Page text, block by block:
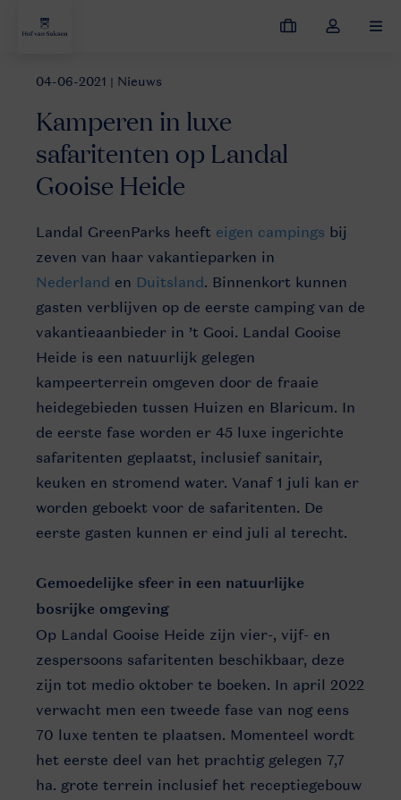
Mijn
Open
Kamperen in luxe safaritenten op Landal Gooise Heide
04-06-2021 | Nieuws
Kamperen in luxe
safaritenten op Landal
Gooise Heide
Landal GreenParks heeft eigen campings bij
zeven van haar vakantieparken in
Nederland en Duitsland. Binnenkort kunnen
gasten verblijven op de eerste camping van de
vakantieaanbieder in ’t Gooi. Landal Gooise
Heide is een natuurlijk gelegen
kampeerterrein omgeven door de fraaie
heidegebieden tussen Huizen en Blaricum. In
de eerste fase worden er 45 luxe ingerichte
safaritenten geplaatst, inclusief sanitair,
keuken en stromend water. Vanaf 1 juli kan er
worden geboekt voor de safaritenten. De
eerste gasten kunnen er eind juli al terecht.
Gemoedelijke sfeer in een natuurlijke
bosrijke omgeving
Op Landal Gooise Heide zijn vier-, vijf- en
zespersoons safaritenten beschikbaar, deze
zijn tot medio oktober te boeken. In april 2022
verwacht men een tweede fase van nog eens
70 luxe tenten te plaatsen. Momenteel wordt
het eerste deel van het prachtig gelegen 7,7
ha. grote terrein inclusief het receptiegebouw